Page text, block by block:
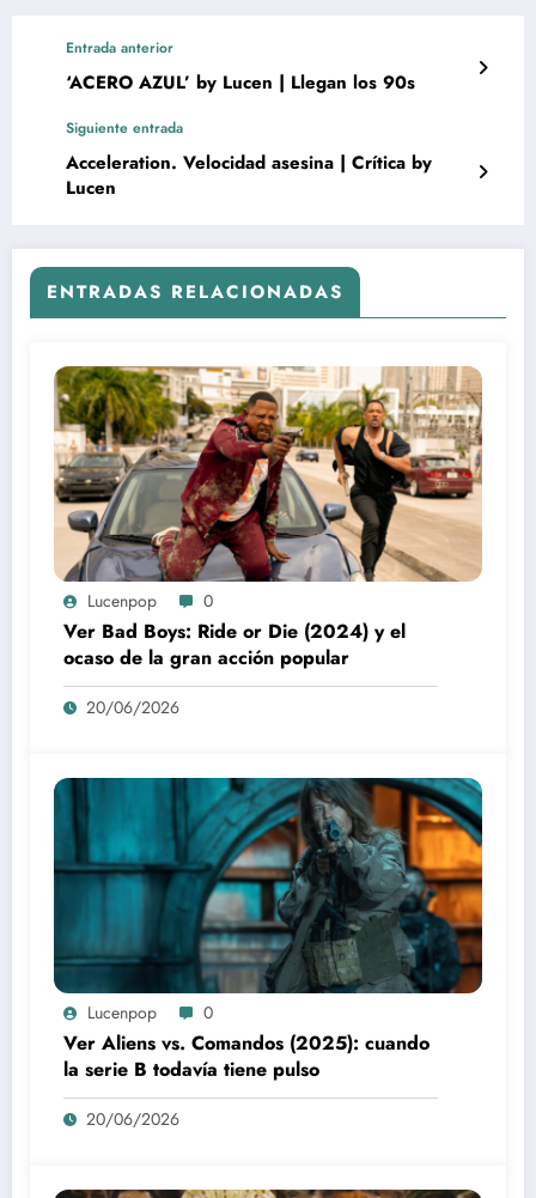
Entrada anterior
‘ACERO AZUL’ by Lucen | Llegan los 90s
Siguiente entrada
Acceleration. Velocidad asesina | Crítica by
Lucen
ENTRADAS RELACIONADAS
Lucenpop 0
Ver Bad Boys: Ride or Die (2024) y el
ocaso de la gran acción popular
20/06/2026
Lucenpop 0
Ver Aliens vs. Comandos (2025): cuando
la serie B todavía tiene pulso
20/06/2026